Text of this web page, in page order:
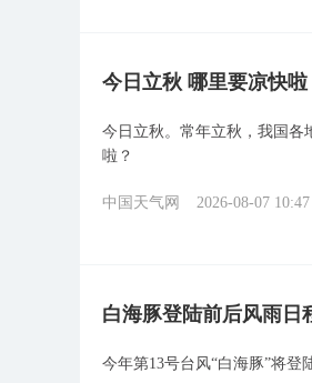
今日立秋 哪里要凉快啦
今日立秋。常年立秋，我国各
啦？
中国天气网 2026-08-07 10:47
白海豚登陆前后风雨日
今年第13号台风“白海豚”将